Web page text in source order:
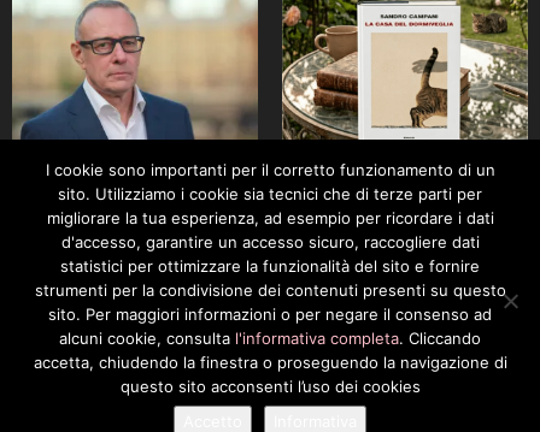
stasera a Lido di Camaiore
dormiveglia
Da Pietrasanta a Pisa:la lunga
Arisa,attesissima sul palco
del 47° Festival La Versiliana
I cookie sono importanti per il corretto funzionamento di un
sito. Utilizziamo i cookie sia tecnici che di terze parti per
migliorare la tua esperienza, ad esempio per ricordare i dati
d'accesso, garantire un accesso sicuro, raccogliere dati
statistici per ottimizzare la funzionalità del sito e fornire
strumenti per la condivisione dei contenuti presenti su questo
sito. Per maggiori informazioni o per negare il consenso ad
alcuni cookie, consulta l'informativa completa. Cliccando
accetta, chiudendo la finestra o proseguendo la navigazione di
questo sito acconsenti l’uso dei cookies